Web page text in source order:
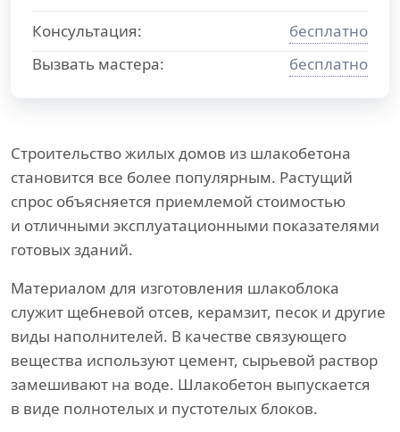
Строительство жилых домов из шлакобетона
становится все более популярным. Растущий
спрос объясняется приемлемой стоимостью
и отличными эксплуатационными показателями
готовых зданий.
Материалом для изготовления шлакоблока
служит щебневой отсев, керамзит, песок и другие
виды наполнителей. В качестве связующего
вещества используют цемент, сырьевой раствор
замешивают на воде. Шлакобетон выпускается
в виде полнотелых и пустотелых блоков.
Консультация:
бесплатно
Вызвать мастера:
бесплатно